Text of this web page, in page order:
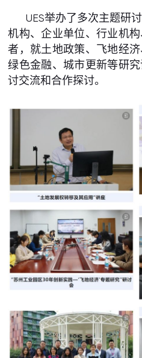
UES举办了多次主题研
机构、企业单位、行业机
者，就土地政策、飞地经济
绿色金融、城市更新等研
讨交流和合作探讨。